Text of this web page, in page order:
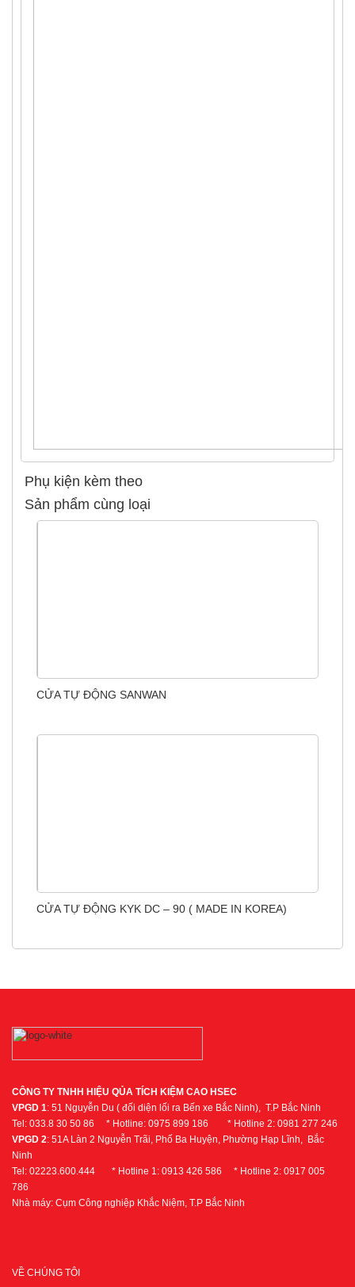
Phụ kiện kèm theo
Sản phẩm cùng loại
CỬA TỰ ĐỘNG SANWAN
CỬA TỰ ĐỘNG KYK DC – 90 ( MADE IN KOREA)
CÔNG TY TNHH HIỆU QỦA TÍCH KIỆM CAO HSEC
VPGD 1: 51 Nguyễn Du ( đối diện lối ra Bến xe Bắc Ninh), T.P Bắc Ninh
Tel: 033.8 30 50 86 * Hotline: 0975 899 186 * Hotline 2: 0981 277 246
VPGD 2: 51A Làn 2 Nguyễn Trãi, Phố Ba Huyện, Phường Hạp Lĩnh, Bắc
Ninh
Tel: 02223.600.444 * Hotline 1: 0913 426 586 * Hotline 2: 0917 005
786
Nhà máy: Cụm Công nghiệp Khắc Niệm, T.P Bắc Ninh
VỀ CHÚNG TÔI